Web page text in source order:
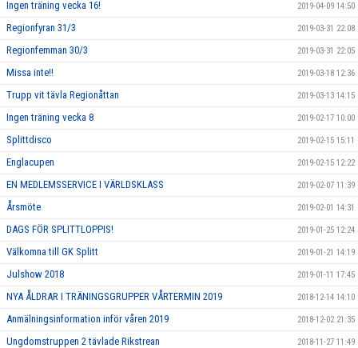
Ingen träning vecka 16! 2019-04-09 14:50
Regionfyran 31/3 2019-03-31 22:08
Regionfemman 30/3 2019-03-31 22:05
Missa inte!! 2019-03-18 12:36
Trupp vit tävla Regionåttan 2019-03-13 14:15
Ingen träning vecka 8 2019-02-17 10:00
Splittdisco 2019-02-15 15:11
Englacupen 2019-02-15 12:22
EN MEDLEMSSERVICE I VÄRLDSKLASS 2019-02-07 11:39
Årsmöte 2019-02-01 14:31
DAGS FÖR SPLITTLOPPIS! 2019-01-25 12:24
Välkomna till GK Splitt 2019-01-21 14:19
Julshow 2018 2019-01-11 17:45
NYA ÅLDRAR I TRÄNINGSGRUPPER VÅRTERMIN 2019 2018-12-14 14:10
Anmälningsinformation inför våren 2019 2018-12-02 21:35
Ungdomstruppen 2 tävlade Rikstrean 2018-11-27 11:49